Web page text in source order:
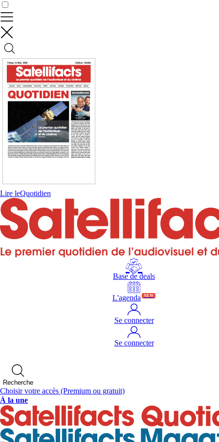
Lire leQuotidien
Base de deals
L'agenda NEW
Se connecter
Se connecter
Recherche
Choisir votre accès (Premium ou gratuit)
À la une
Contrôler vos données